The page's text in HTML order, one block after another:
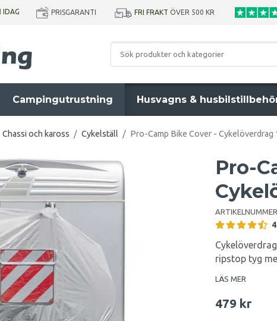
IDAG PRISGARANTI FRI FRAKT ÖVER 500 KR
Campingutrustning Husvagns &
Chassi och kaross / Cykelställ / Pro-Camp Bike Cover - Cykelöverdrag
Pro-
ripstop tyg
LÄS MER
479 kr